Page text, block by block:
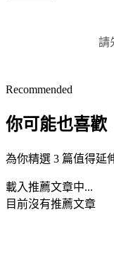
請
Recommended
你可能也喜歡
為你精選 3 篇值得延
載入推薦文章中...
目前沒有推薦文章